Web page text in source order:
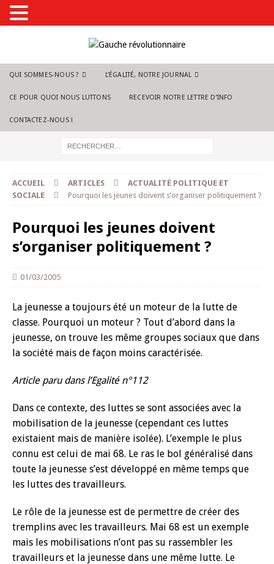
QUI SOMMES-NOUS ? L’ÉGALITÉ, NOTRE JOURNAL
CE POUR QUOI NOUS LUTTONS RECEVOIR NOTRE LETTRE D’INFO
CONTACTEZ-NOUS !
ACCUEIL ARTICLES
ACTUALITÉ POLITIQUE ET
SOCIALE
Pourquoi les jeunes doivent s’organiser politiquement ?
Pourquoi les jeunes doivent
s’organiser politiquement ?
01/03/2005
La jeunesse a toujours été un moteur de la lutte de
classe. Pourquoi un moteur ? Tout d’abord dans la
jeunesse, on trouve les même groupes sociaux que dans
la société mais de façon moins caractérisée.
Article paru dans l’Egalité n°112
Dans ce contexte, des luttes se sont associées avec la
mobilisation de la jeunesse (cependant ces luttes
existaient mais de manière isolée). L’exemple le plus
connu est celui de mai 68. Le ras le bol généralisé dans
toute la jeunesse s’est développé en même temps que
les luttes des travailleurs.
Le rôle de la jeunesse est de permettre de créer des
tremplins avec les travailleurs. Mai 68 est un exemple
mais les mobilisations n’ont pas su rassembler les
travailleurs et la jeunesse dans une même lutte. Le